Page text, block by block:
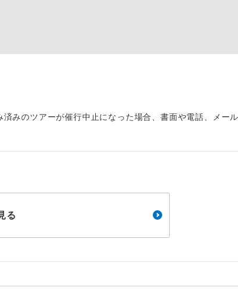
みのツアーが催行中止になった場合、書面や電話、メー
る
気にせず、ガイドさんの説明をじっくり聞くこと
用でも追加料金がかからないコースです。
でご参加いただけるコースです。